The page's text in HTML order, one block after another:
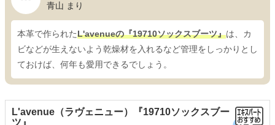
青山 まり
本革で作られたL'avenueの『19710ソックスブーツ』は、カ
ビなどが生えないよう乾燥材を入れるなど管理をしっかりとし
ておけば、何年も愛用できるでしょう。
L'avenue（ラヴェニュー）『19710ソックスブー
ツ』